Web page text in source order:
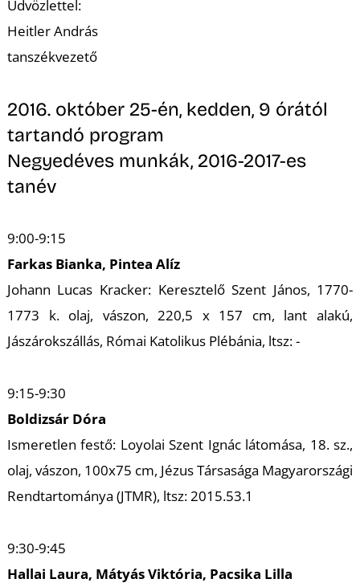
Üdvözlettel:
Heitler András
tanszékvezető
2016. október 25-én, kedden, 9 órától
tartandó program
Negyedéves munkák, 2016-2017-es
tanév
9:00-9:15
Farkas Bianka, Pintea Alíz
Johann Lucas Kracker: Keresztelő Szent János, 1770-
1773 k. olaj, vászon, 220,5 x 157 cm, lant alakú,
Jászárokszállás, Római Katolikus Plébánia, ltsz: -
9:15-9:30
Boldizsár Dóra
Ismeretlen festő: Loyolai Szent Ignác látomása, 18. sz.,
olaj, vászon, 100x75 cm, Jézus Társasága Magyarországi
Rendtartománya (JTMR), ltsz: 2015.53.1
9:30-9:45
Hallai Laura, Mátyás Viktória, Pacsika Lilla